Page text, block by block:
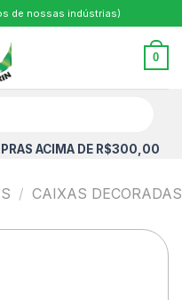
de nossas indústrias)
0
ACIMA DE R$300,00
/ CAIXAS DECORADAS